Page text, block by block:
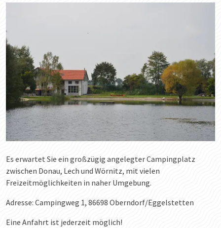
Es erwartet Sie ein großzügig angelegter Campingplatz
zwischen Donau, Lech und Wörnitz, mit vielen
Freizeitmöglichkeiten in naher Umgebung.
Adresse: Campingweg 1, 86698 Oberndorf/Eggelstetten
Eine Anfahrt ist jederzeit möglich!